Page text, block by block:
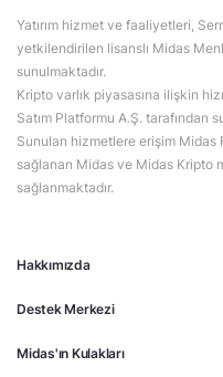
Hakkımızda
Destek Merkezi
Midas'ın Kulakları
Yatırım hizmet ve faaliyetleri,
yetkilendirilen lisanslı Midas
sunulmaktadır.
Kripto varlık piyasasına ilişkin
Satım Platformu A.Ş. tarafından
Sunulan hizmetlere erişim Midas
sağlanan Midas ve Midas Kripto
sağlanmaktadır.